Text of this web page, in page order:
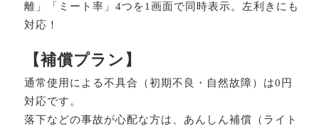
離」「ミート率」4つを1画面で同時表示。左利きにも
対応！
【補償プラン】
通常使用による不具合（初期不良・自然故障）は0円
対応です。
落下などの事故が心配な方は、あんしん補償（ライト